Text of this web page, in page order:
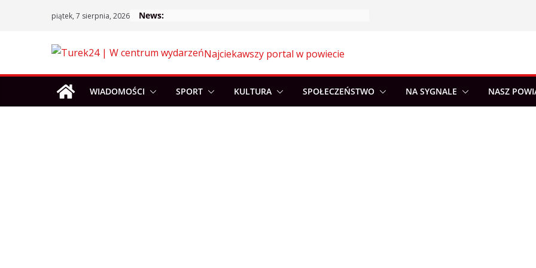
piątek, 7 sierpnia, 2026 News:
Najciekawszy portal w powiecie
WIADOMOŚCI SPORT KULTURA SPOŁECZEŃSTWO NA SYGNALE NASZ